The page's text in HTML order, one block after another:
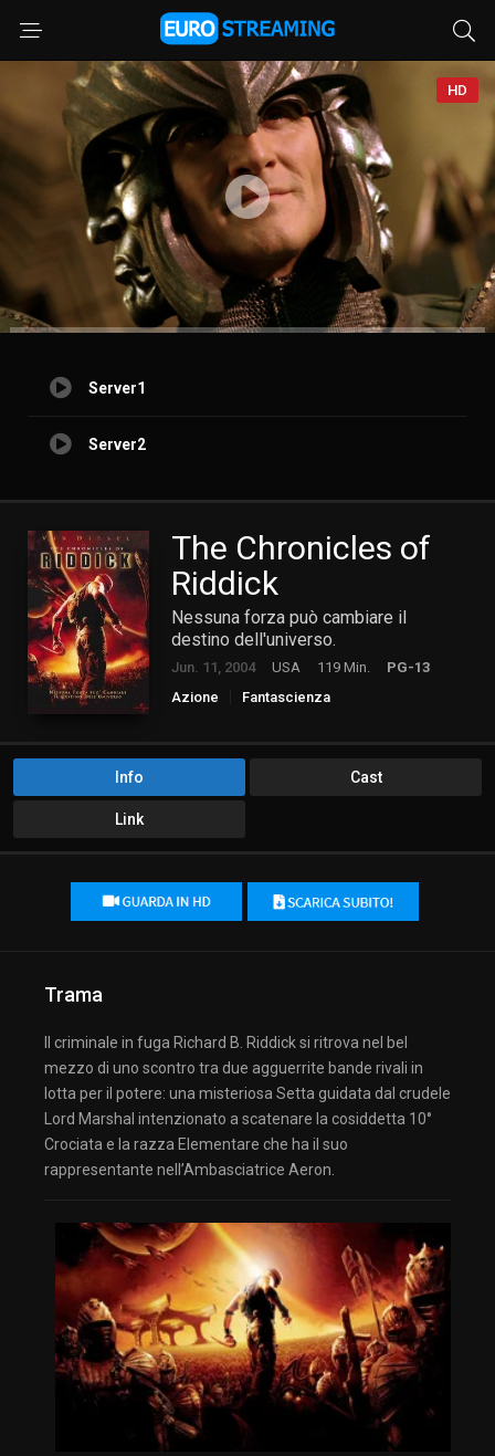
HD
Server1
Server2
The Chronicles of
Riddick
Nessuna forza può cambiare il
destino dell'universo.
Jun. 11, 2004 USA 119 Min.
PG-13
Azione
Fantascienza
Info Cast
Link
Trama
Il criminale in fuga Richard B. Riddick si ritrova nel bel
mezzo di uno scontro tra due agguerrite bande rivali in
lotta per il potere: una misteriosa Setta guidata dal crudele
Lord Marshal intenzionato a scatenare la cosiddetta 10°
Crociata e la razza Elementare che ha il suo
rappresentante nell’Ambasciatrice Aeron.